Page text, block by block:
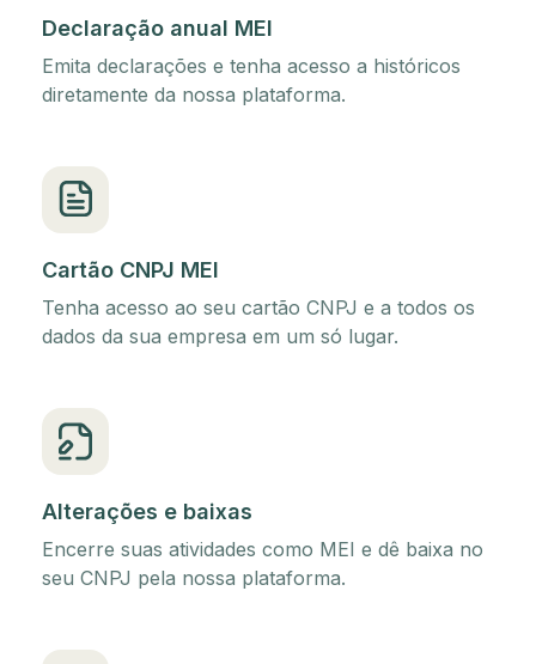
Declaração anual MEI
Emita declarações e tenha acesso a históricos
diretamente da nossa plataforma.
Cartão CNPJ MEI
Tenha acesso ao seu cartão CNPJ e a todos os
dados da sua empresa em um só lugar.
Alterações e baixas
Encerre suas atividades como MEI e dê baixa no
seu CNPJ pela nossa plataforma.